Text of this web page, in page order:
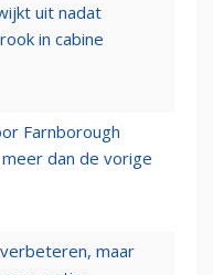
uit nadat
in cabine
Farnborough
dan de vorige
maar